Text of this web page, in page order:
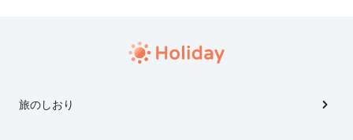
旅のしおり